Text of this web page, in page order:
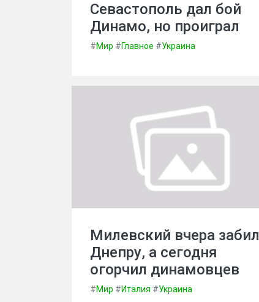
Севастополь дал бой
Динамо, но проиграл
#Мир #Главное #Украина
Милевский вчера забил
Днепру, а сегодня
огорчил динамовцев
#Мир #Италия #Украина